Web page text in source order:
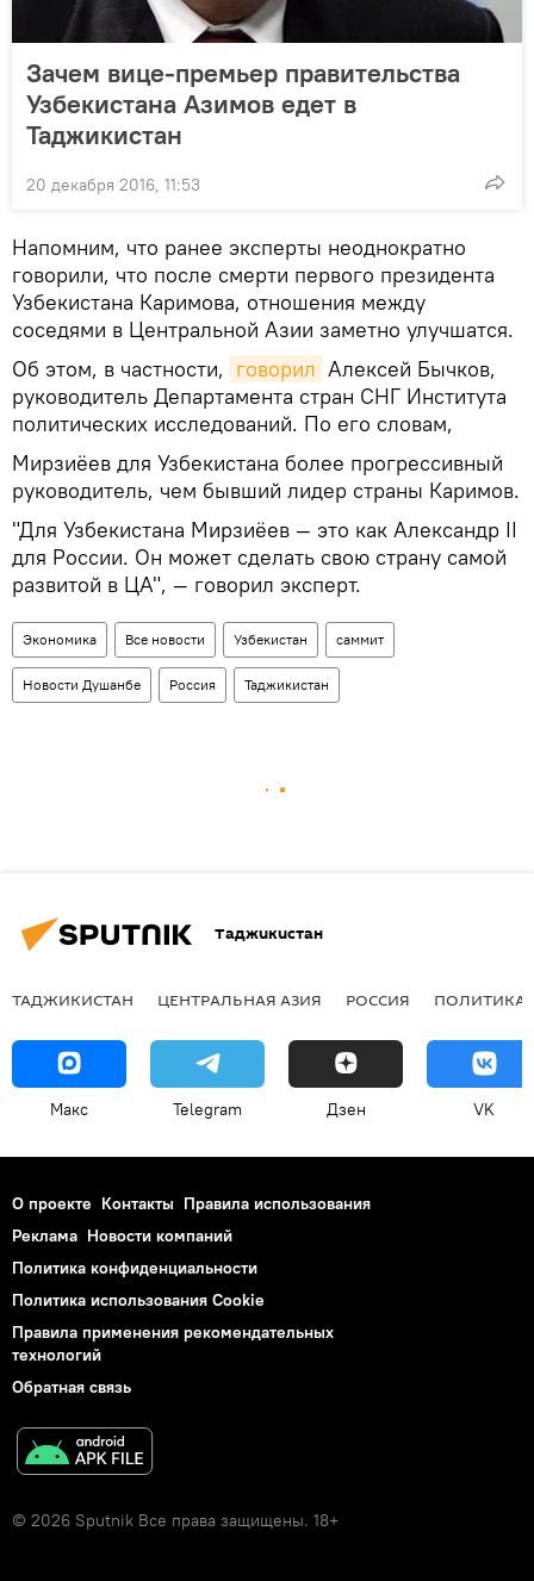
Зачем вице-премьер правительства
Узбекистана Азимов едет в
Таджикистан
20 декабря 2016, 11:53
Напомним, что ранее эксперты неоднократно
говорили, что после смерти первого президента
Узбекистана Каримова, отношения между
соседями в Центральной Азии заметно улучшатся.
Об этом, в частности, говорил Алексей Бычков,
руководитель Департамента стран СНГ Института
политических исследований. По его словам,
Мирзиёев для Узбекистана более прогрессивный
руководитель, чем бывший лидер страны Каримов.
"Для Узбекистана Мирзиёев — это как Александр II
для России. Он может сделать свою страну самой
развитой в ЦА", — говорил эксперт.
Экономика Все новости Узбекистан саммит
Новости Душанбе Россия Таджикистан
Таджикистан
ТАДЖИКИСТАН ЦЕНТРАЛЬНАЯ АЗИЯ РОССИЯ ПОЛИТИКА
Макс Telegram Дзен VK
О проекте Контакты Правила использования
Реклама Новости компаний
Политика конфиденциальности
Политика использования Cookie
Правила применения рекомендательных
технологий
Обратная связь
© 2026 Sputnik Все права защищены. 18+